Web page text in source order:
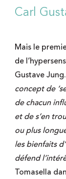
Carl
Mais le
de
Gustave Jung.
concept de
de chacun
et de s’en
ou plus
les bienfaits
défend
Tomasella